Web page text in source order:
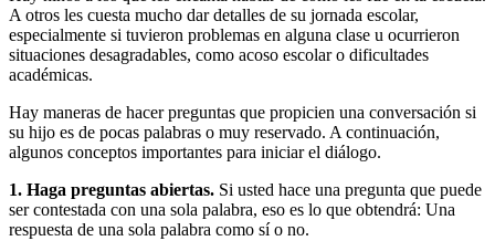
A otros les cuesta mucho dar detalles de su jornada escolar,
especialmente si tuvieron problemas en alguna clase u ocurrieron
situaciones desagradables, como acoso escolar o dificultades
académicas.
Hay maneras de hacer preguntas que propicien una conversación si
su hijo es de pocas palabras o muy reservado. A continuación,
algunos conceptos importantes para iniciar el diálogo.
1. Haga preguntas abiertas. Si usted hace una pregunta que puede
ser contestada con una sola palabra, eso es lo que obtendrá: Una
respuesta de una sola palabra como sí o no.